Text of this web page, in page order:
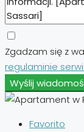
Zgadzam się z
regulaminie
Wyślij
Favorito